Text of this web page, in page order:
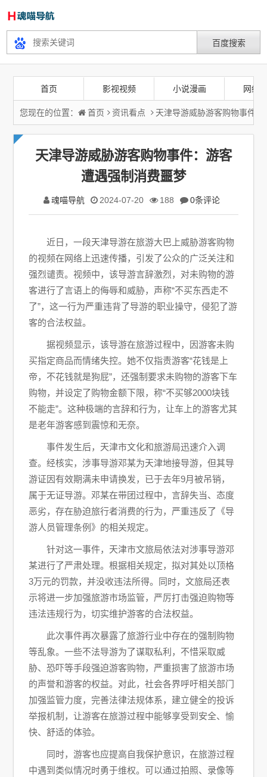
首页 影视视频 小说漫画 网络
您现在的位置： 首页 资讯看点 天津导游威胁游客购物事件
天津导游威胁游客购物事件：游客
遭遇强制消费噩梦
魂喵导航 2024-07-20 188 0条评论
近日，一段天津导游在旅游大巴上威胁游客购物
的视频在网络上迅速传播，引发了公众的广泛关注和
强烈谴责。视频中，该导游言辞激烈，对未购物的游
客进行了言语上的侮辱和威胁，声称“不买东西走不
了”，这一行为严重违背了导游的职业操守，侵犯了游
客的合法权益。
据视频显示，该导游在旅游过程中，因游客未购
买指定商品而情绪失控。她不仅指责游客“花钱是上
帝，不花钱就是狗屁”，还强制要求未购物的游客下车
购物，并设定了购物金额下限，称“不买够2000块钱
不能走”。这种极端的言辞和行为，让车上的游客尤其
是老年游客感到震惊和无奈。
事件发生后，天津市文化和旅游局迅速介入调
查。经核实，涉事导游邓某为天津地接导游，但其导
游证因有效期满未申请换发，已于去年9月被吊销，
属于无证导游。邓某在带团过程中，言辞失当、态度
恶劣，存在胁迫旅行者消费的行为，严重违反了《导
游人员管理条例》的相关规定。
针对这一事件，天津市文旅局依法对涉事导游邓
某进行了严肃处理。根据相关规定，拟对其处以顶格
3万元的罚款，并没收违法所得。同时，文旅局还表
示将进一步加强旅游市场监管，严厉打击强迫购物等
违法违规行为，切实维护游客的合法权益。
此次事件再次暴露了旅游行业中存在的强制购物
等乱象。一些不法导游为了谋取私利，不惜采取威
胁、恐吓等手段强迫游客购物，严重损害了旅游市场
的声誉和游客的权益。对此，社会各界呼吁相关部门
加强监管力度，完善法律法规体系，建立健全的投诉
举报机制，让游客在旅游过程中能够享受到安全、愉
快、舒适的体验。
同时，游客也应提高自我保护意识，在旅游过程
中遇到类似情况时勇于维权。可以通过拍照、录像等